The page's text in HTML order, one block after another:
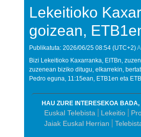
Lekeitioko
goizean,
Publikatuta: 2026/06/25 08:54 (UTC+2)
Bizi Lekeitioko Kaxarranka, EITBn,
zuzenean biziko ditugu, elkarrekin,
Pedro eguna, 11:15ean, ETB1en eta
HAU ZURE INTERESEKOA
Euskal Telebista Lekeitio
Jaiak Euskal Herrian